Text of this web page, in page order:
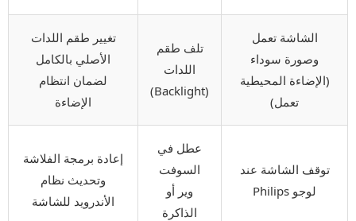
الشاشة تعمل
وصورة سوداء
(الإضاءة المحيطية
تعمل)
تلف طقم
اللدات
(Backlight)
تغيير طقم اللدات
الأصلي بالكامل
لضمان انتظام
الإضاءة
توقف الشاشة عند
لوجو Philips
عطل في
السوفت
وير أو
الذاكرة
إعادة برمجة الفلاشة
وتحديث نظام
الأندرويد للشاشة